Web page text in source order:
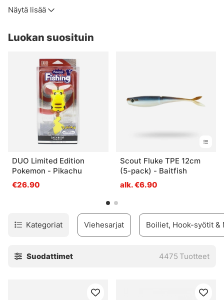
valmistajia. Me Sportfishtacklella olemme sitä mieltä, että
huomata tässä kategoriassa!
Näytä lisää
Luokan suosituin
DUO Limited Edition
Pokemon - Pikachu
€26.90
Scout Fluke TPE 12cm
(5-pack) - Baitfish
alk. €6.90
Kategoriat Viehesarjat Boiliet, Hook-syötit &
Suodattimet 4475 Tuotteet